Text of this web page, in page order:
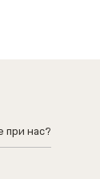
при нас?